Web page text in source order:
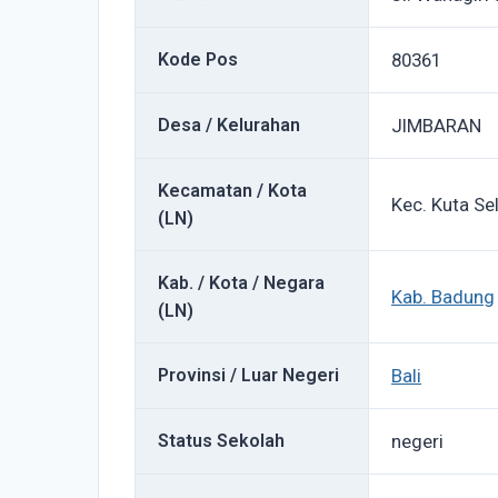
Kode Pos 80361
Desa / Kelurahan JIMBARAN
Kecamatan / Kota
(LN)
Kec. Kuta
Kab. / Kota / Negara
(LN)
Kab. Badung
Provinsi / Luar Negeri Bali
Status Sekolah negeri